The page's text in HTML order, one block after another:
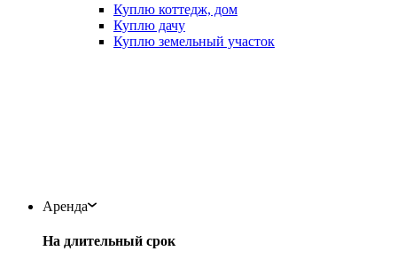
Куплю коттедж, дом
Куплю дачу
Куплю земельный участок
Аренда
На длительный срок